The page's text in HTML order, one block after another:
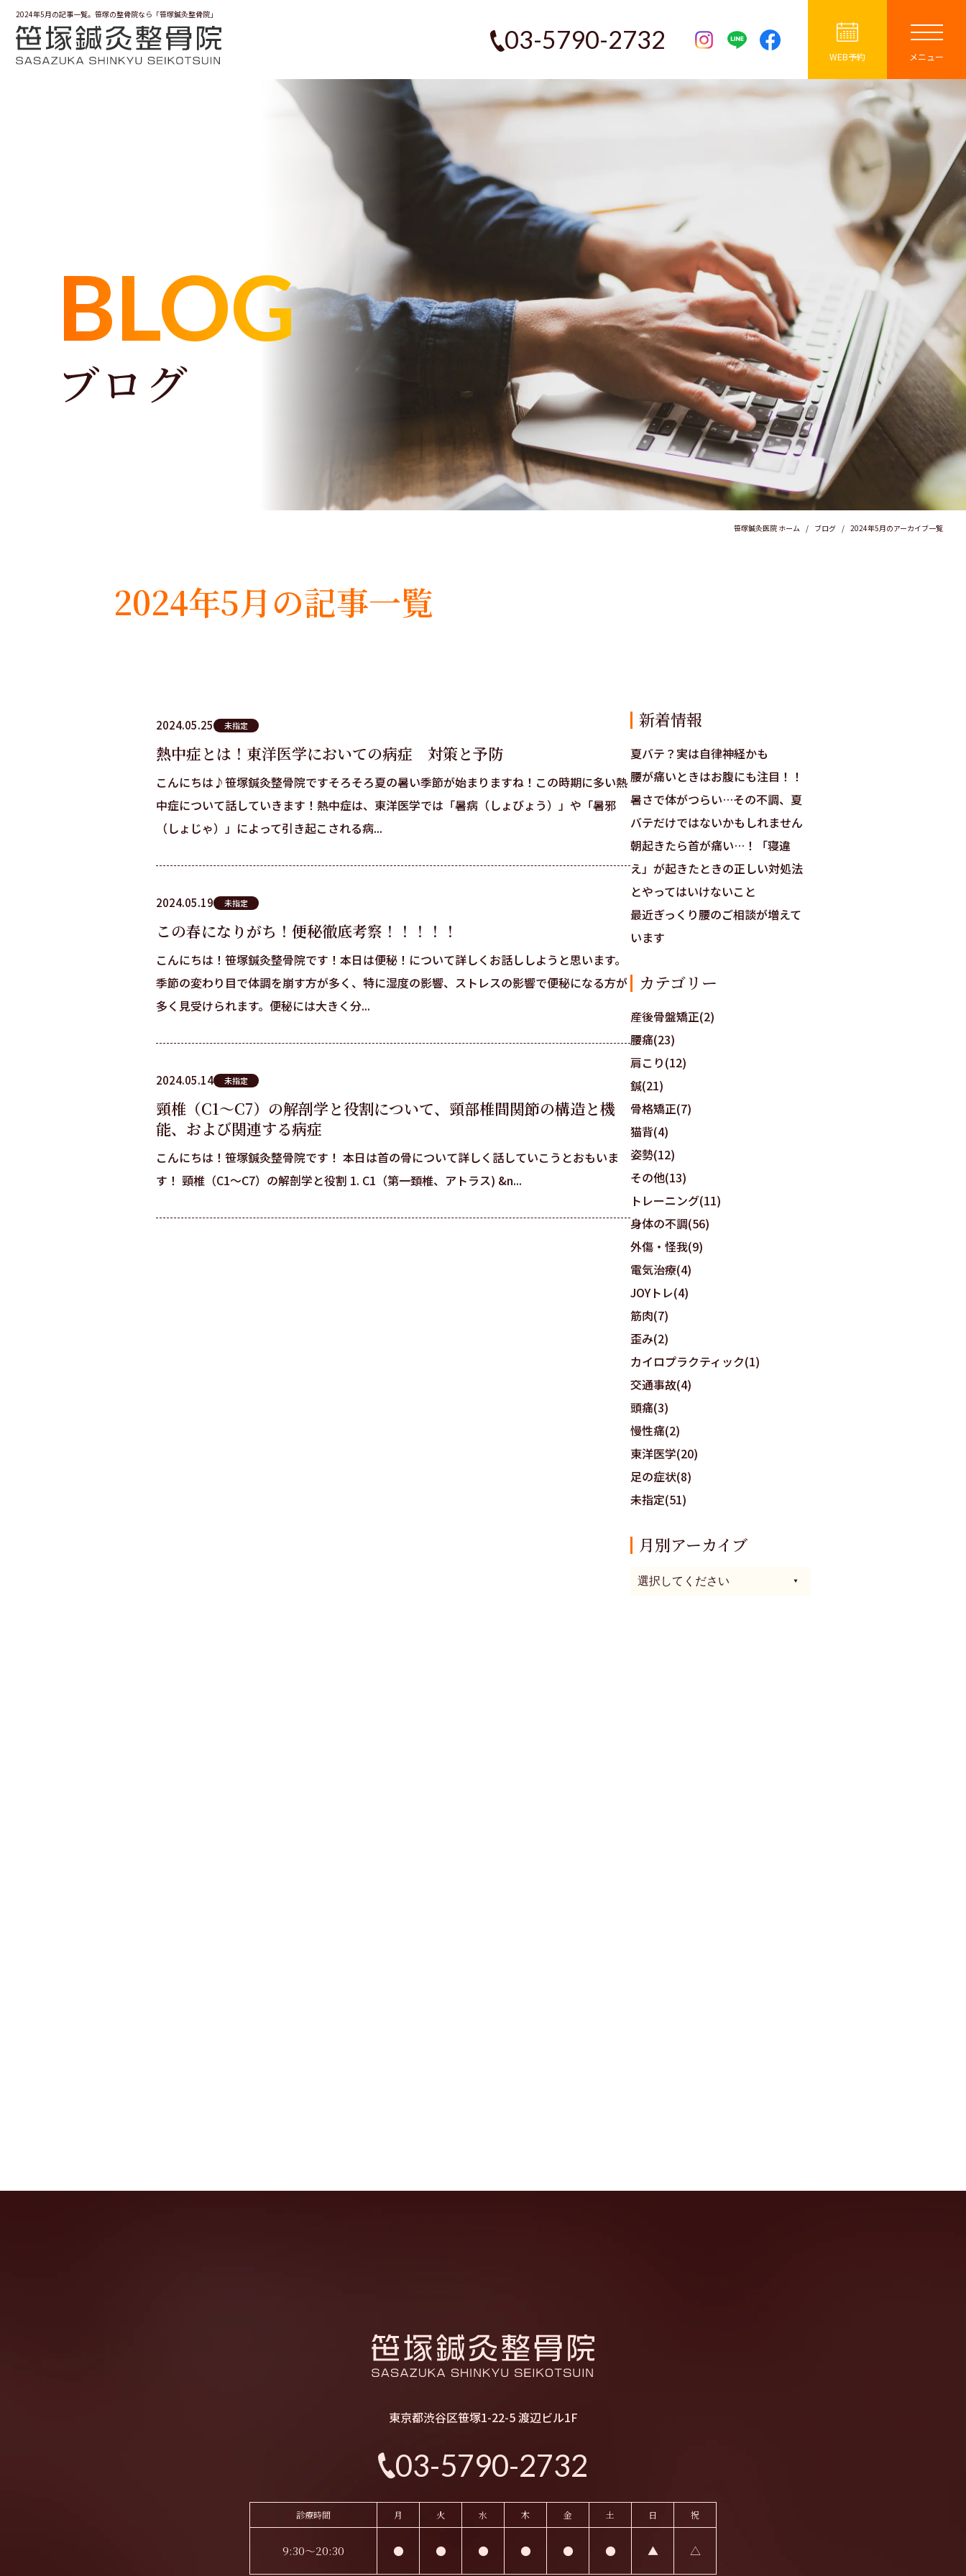
2024年5月の記事一覧。笹塚の整骨院なら「笹塚鍼灸整骨院」
03-5790-2732
WEB予約 メニュー
BLOG
ブログ
笹塚鍼灸医院 ホーム ブログ 2024年5月のアーカイブ一覧
2024年5月の記事一覧
2024.05.25 未指定
熱中症とは！東洋医学においての病症 対策と予防
こんにちは♪笹塚鍼灸整骨院ですそろそろ夏の暑い季節が始まりますね！この時期に多い熱
中症について話していきます！熱中症は、東洋医学では「暑病（しょびょう）」や「暑邪
（しょじゃ）」によって引き起こされる病...
2024.05.19 未指定
この春になりがち！便秘徹底考察！！！！！
こんにちは！笹塚鍼灸整骨院です！本日は便秘！について詳しくお話ししようと思います。
季節の変わり目で体調を崩す方が多く、特に湿度の影響、ストレスの影響で便秘になる方が
多く見受けられます。便秘には大きく分...
2024.05.14 未指定
頸椎（C1〜C7）の解剖学と役割について、頸部椎間関節の構造と機
能、および関連する病症
こんにちは！笹塚鍼灸整骨院です！ 本日は首の骨について詳しく話していこうとおもいま
す！ 頸椎（C1〜C7）の解剖学と役割 1. C1（第一頚椎、アトラス) &n...
新着情報
夏バテ？実は自律神経かも
腰が痛いときはお腹にも注目！！
暑さで体がつらい…その不調、夏
バテだけではないかもしれません
朝起きたら首が痛い…！「寝違
え」が起きたときの正しい対処法
とやってはいけないこと
最近ぎっくり腰のご相談が増えて
います
カテゴリー
産後骨盤矯正(2)
腰痛(23)
肩こり(12)
鍼(21)
骨格矯正(7)
猫背(4)
姿勢(12)
その他(13)
トレーニング(11)
身体の不調(56)
外傷・怪我(9)
電気治療(4)
JOYトレ(4)
筋肉(7)
歪み(2)
カイロプラクティック(1)
交通事故(4)
頭痛(3)
慢性痛(2)
東洋医学(20)
足の症状(8)
未指定(51)
月別アーカイブ
東京都渋谷区笹塚1-22-5 渡辺ビル1F
03-5790-2732
診療時間 月 火 水 木 金 土 日 祝
9:30～20:30 ● ● ● ● ● ● ▲ △